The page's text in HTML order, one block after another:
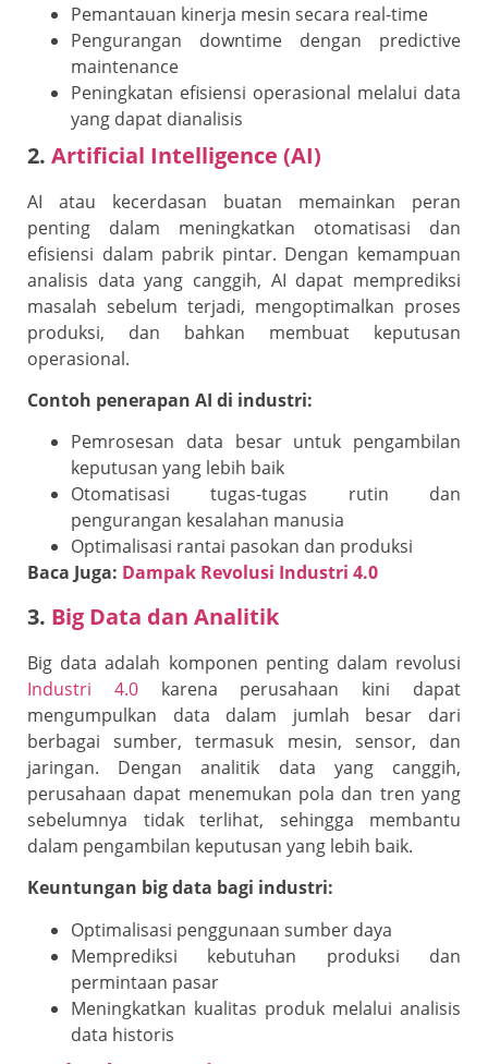
Pemantauan kinerja mesin secara real-time
Pengurangan downtime dengan predictive
maintenance
Peningkatan efisiensi operasional melalui data
yang dapat dianalisis
2. Artificial Intelligence (AI)
AI atau kecerdasan buatan memainkan peran
penting dalam meningkatkan otomatisasi dan
efisiensi dalam pabrik pintar. Dengan kemampuan
analisis data yang canggih, AI dapat memprediksi
masalah sebelum terjadi, mengoptimalkan proses
produksi, dan bahkan membuat keputusan
operasional.
Contoh penerapan AI di industri:
Pemrosesan data besar untuk pengambilan
keputusan yang lebih baik
Otomatisasi tugas-tugas rutin dan
pengurangan kesalahan manusia
Optimalisasi rantai pasokan dan produksi
Baca Juga: Dampak Revolusi Industri 4.0
3. Big Data dan Analitik
Big data adalah komponen penting dalam revolusi
Industri 4.0karena perusahaan kini dapat
mengumpulkan data dalam jumlah besar dari
berbagai sumber, termasuk mesin, sensor, dan
jaringan. Dengan analitik data yang canggih,
perusahaan dapat menemukan pola dan tren yang
sebelumnya tidak terlihat, sehingga membantu
dalam pengambilan keputusan yang lebih baik.
Keuntungan big data bagi industri:
Optimalisasi penggunaan sumber daya
Memprediksi kebutuhan produksi dan
permintaan pasar
Meningkatkan kualitas produk melalui analisis
data historis